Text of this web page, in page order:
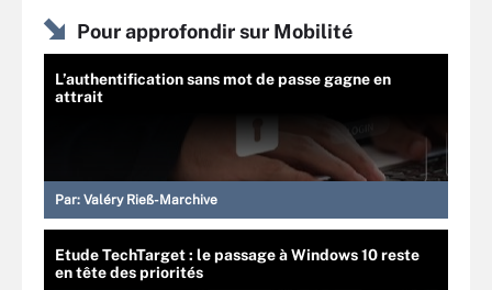
Pour approfondir sur Mobilité
L’authentification sans mot de passe gagne en
attrait
Par: Valéry Rieß-Marchive
Etude TechTarget : le passage à Windows 10 reste
en tête des priorités